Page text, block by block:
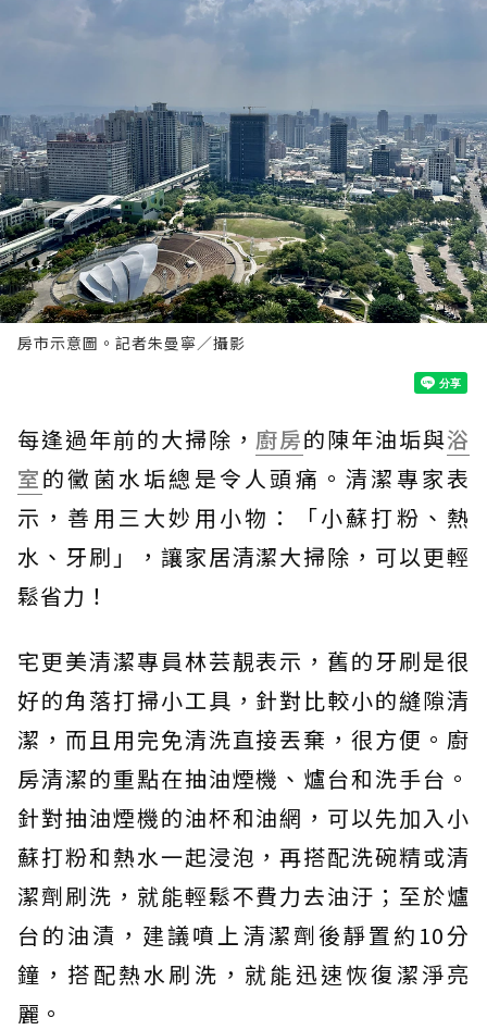
房市示意圖。記者朱曼寧／攝影
每逢過年前的大掃除， 廚房的陳年油垢與浴
室的黴菌水垢總是令人頭痛。清潔專家表
示，善用三大妙用小物：「小蘇打粉、熱
水、牙刷」，讓家居清潔大掃除，可以更輕
鬆省力！
宅更美清潔專員林芸靚表示，舊的牙刷是很
好的角落打掃小工具，針對比較小的縫隙清
潔，而且用完免清洗直接丟棄，很方便。廚
房清潔的重點在抽油煙機、爐台和洗手台。
針對抽油煙機的油杯和油網，可以先加入小
蘇打粉和熱水一起浸泡，再搭配洗碗精或清
潔劑刷洗，就能輕鬆不費力去油汙；至於爐
台的油漬，建議噴上清潔劑後靜置約10分
鐘，搭配熱水刷洗，就能迅速恢復潔淨亮
麗。